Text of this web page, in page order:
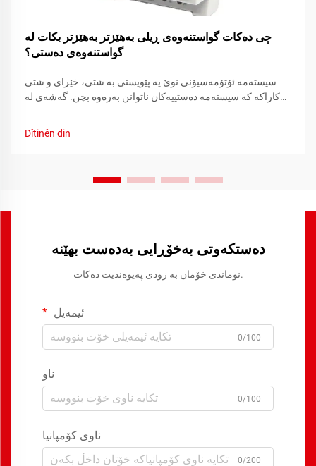
چی دەکات گواستنەوەی ڕیلی بەهێزتر بەهێزتر بکات لە
گواستنەوەی دەستی؟
سیستەمە ئۆتۆمەسیۆنی نوێ یە پێویستی بە شتی، خێرای و شتی
کاراکە کە سیستەمە دەستییەکان ناتوانن بەرەوە بچن. گەشەی لە
Dîtinên din
دەستکەوتی بەخۆڕایی بەدەست بهێنە
نوماندی خۆمان بە زودی پەیوەندیت دەکات.
ئیمەیل
0/100
ناو
0/100
ناوی کۆمپانیا
0/200